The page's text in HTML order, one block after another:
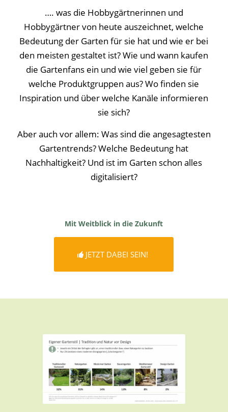
…. was die Hobbygärtnerinnen und
Hobbygärtner von heute auszeichnet, welche
Bedeutung der Garten für sie hat und wie er bei
den meisten gestaltet ist? Wie und wann kaufen
die Gartenfans ein und wie viel geben sie für
welche Produktgruppen aus? Wo finden sie
Inspiration und über welche Kanäle informieren
sie sich?
Aber auch vor allem: Was sind die angesagtesten
Gartentrends? Welche Bedeutung hat
Nachhaltigkeit? Und ist im Garten schon alles
digitalisiert?
Mit Weitblick in die Zukunft
JETZT DABEI SEIN!